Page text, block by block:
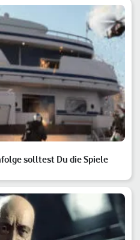
solltest Du die Spiele